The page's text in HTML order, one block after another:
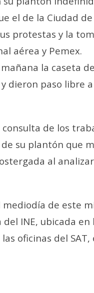
el de la Ciudad
protestas y la
aérea y Pemex.
la caseta
dieron paso libre
de los
su plantón que
al
de este
INE, ubicada en
oficinas del